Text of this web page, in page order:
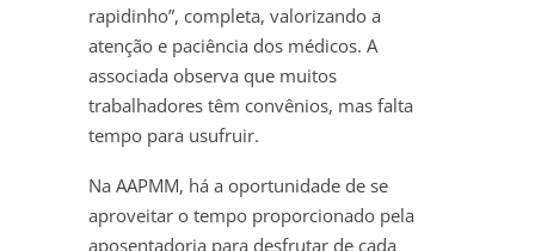
rapidinho”, completa, valorizando a
atenção e paciência dos médicos. A
associada observa que muitos
trabalhadores têm convênios, mas falta
tempo para usufruir.
Na AAPMM, há a oportunidade de se
aproveitar o tempo proporcionado pela
aposentadoria para desfrutar de cada